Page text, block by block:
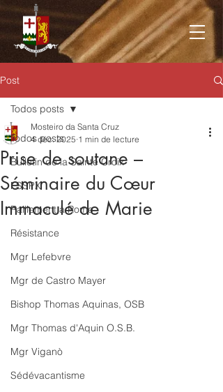
Post
Todos posts
Bulletin de la Sainte Croix
FSSPX
Ralliement à Rome
Résistance
Mgr Lefebvre
Mgr de Castro Mayer
Bishop Thomas Aquinas, OSB
Mgr Thomas d'Aquin O.S.B.
Mgr Viganò
Sédévacantisme
Todos posts
Prise de soutane –
Séminaire du Cœur
Immaculé de Marie
Mosteiro da Santa Cruz
4 déc. 2025 1 min de lecture